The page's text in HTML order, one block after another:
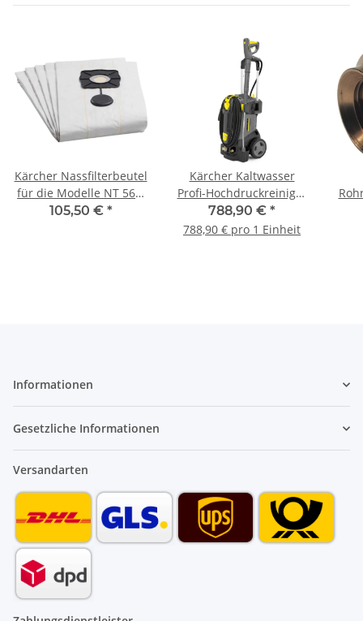
Kärcher Nassfilterbeutel
für die Modelle NT 561,
NT 611 und NT 611 K
105,50 € *
Kärcher Kaltwasser
Profi-Hochdruckreiniger
HD 5/12 C 1.520-900.0
788,90 € *
788,90 € pro 1 Einheit
Informationen
Gesetzliche Informationen
Versandarten